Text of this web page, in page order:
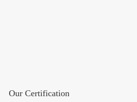
Our Certification